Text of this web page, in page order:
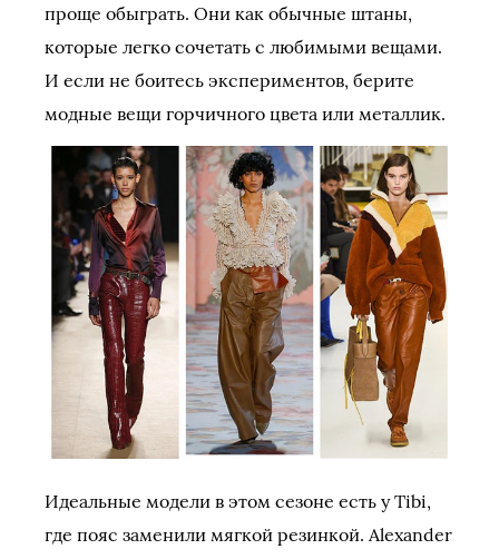
проще обыграть. Они как обычные штаны,
которые легко сочетать с любимыми вещами.
И если не боитесь экспериментов, берите
модные вещи горчичного цвета или металлик.
Идеальные модели в этом сезоне есть у Tibi,
где пояс заменили мягкой резинкой. Alexander